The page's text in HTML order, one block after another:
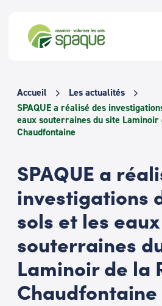
contenu
Accueil
Les actualités
SPAQUE a réalisé des
eaux souterraines du site Laminoir
Chaudfontaine
SPAQUE a
investigations
sols et les eaux
souterraines
Laminoir de la
Chaudfontaine